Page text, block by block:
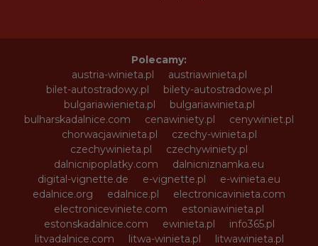
Polecamy:
austria-winieta.pl
austriawinieta.pl
bilet-autostradowy.pl
bilety-autostradowe.pl
bulgariawienieta.pl
bulgariawinieta.pl
bulharskadalnice.com
cenawiniety.pl
cenywiniet.pl
chorwacjawinieta.pl
czechy-winieta.pl
czechywinieta.pl
czechywiniety.pl
dalnicnipoplatky.com
dalnicniznamka.eu
digital-vignette.de
e-vignette.pl
e-winieta.eu
edalnice.org
edalnice.pl
electronicavinieta.com
electroniceviniete.com
estoniawinieta.pl
estonskadalnice.com
ewinieta.pl
info365.pl
litvadalnice.com
litwa-winieta.pl
litwawinieta.pl